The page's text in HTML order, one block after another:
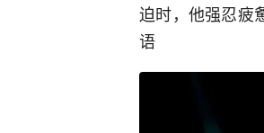
迫时，他强忍疲
语